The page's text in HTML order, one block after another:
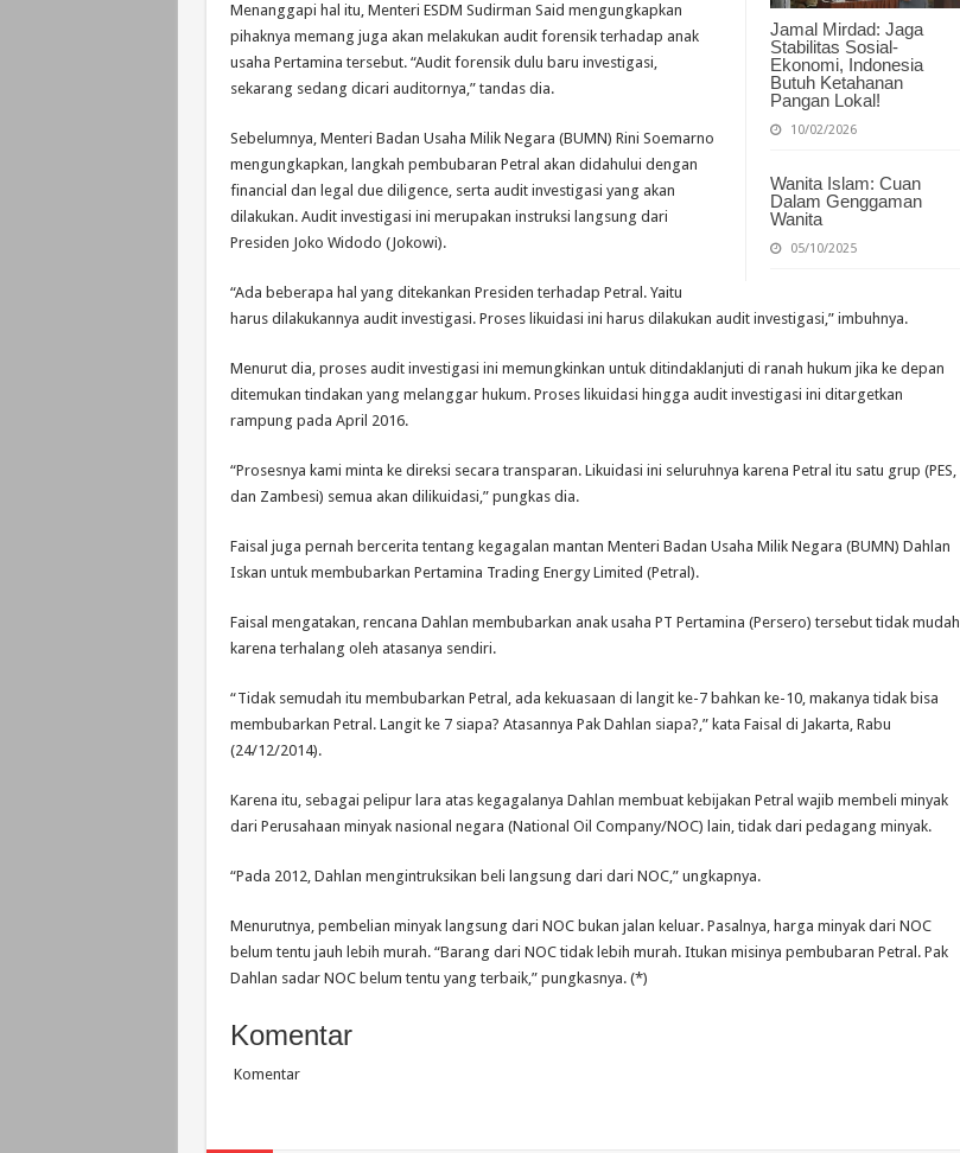
Jamal Mirdad: Jaga
Stabilitas Sosial-
Ekonomi, Indonesia
Butuh Ketahanan
Pangan Lokal!
10/02/2026
Wanita Islam: Cuan
Dalam Genggaman
Wanita
05/10/2025
Menanggapi hal itu, Menteri ESDM Sudirman Said mengungkapkan
pihaknya memang juga akan melakukan audit forensik terhadap anak
usaha Pertamina tersebut. “Audit forensik dulu baru investigasi,
sekarang sedang dicari auditornya,” tandas dia.
Sebelumnya, Menteri Badan Usaha Milik Negara (BUMN) Rini Soemarno
mengungkapkan, langkah pembubaran Petral akan didahului dengan
financial dan legal due diligence, serta audit investigasi yang akan
dilakukan.‎ Audit investigasi ini merupakan instruksi langsung dari
Presiden Joko Widodo (Jokowi).
“‎Ada beberapa hal yang ditekankan Presiden terhadap Petral. Yaitu
harus dilakukannya audit investigasi. Proses likuidasi ini harus dilakukan audit investigasi,” imbuhnya.
Menurut dia, proses audit investigasi ini memungkinkan untuk ditindaklanjuti di ranah hukum jika ke depan
ditemukan tindakan yang melanggar hukum. Proses likuidasi hingga audit investigasi ini ditargetkan
rampung pada April 2016.
“‎Prosesnya kami minta ke direksi secara transparan. Likuidasi ini seluruhnya karena Petral itu satu grup (PES,
dan Zambesi) semua akan dilikuidasi,” pungkas dia.
Faisal juga pernah bercerita tentang kegagalan mantan Menteri Badan Usaha Milik Negara (BUMN) Dahlan
Iskan untuk membubarkan Pertamina Trading Energy Limited (Petral).
Faisal mengatakan, rencana Dahlan membubarkan anak usaha PT Pertamina (Persero) tersebut tidak mudah
karena terhalang oleh atasanya sendiri.
“Tidak semudah itu membubarkan Petral, ada kekuasaan di langit ke-7 bahkan ke-10, makanya tidak bisa
membubarkan Petral. Langit ke 7 siapa? Atasannya Pak Dahlan siapa?,” kata Faisal di Jakarta, Rabu
(24/12/2014).
Karena itu, sebagai pelipur lara atas kegagalanya Dahlan membuat kebijakan Petral wajib membeli minyak
dari Perusahaan minyak nasional negara (National Oil Company/NOC) lain, tidak dari pedagang minyak.
“Pada 2012, Dahlan mengintruksikan beli langsung dari dari NOC,” ungkapnya.
Menurutnya, pembelian minyak langsung dari NOC bukan jalan keluar. Pasalnya, harga minyak dari NOC
belum tentu jauh lebih murah. “Barang dari NOC tidak lebih murah. Itukan misinya pembubaran Petral. Pak
Dahlan sadar NOC belum tentu yang terbaik,” pungkasnya. (*)
Komentar
Komentar